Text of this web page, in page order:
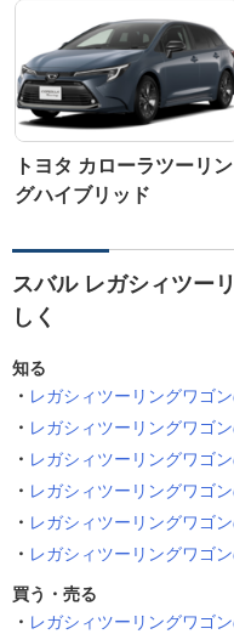
トヨタ カローラツーリン
グハイブリッド
スバル レガシィツー
しく
知る
レガシィツーリングワゴ
レガシィツーリングワゴ
レガシィツーリングワゴ
レガシィツーリングワゴ
レガシィツーリングワゴ
レガシィツーリングワゴ
買う・売る
レガシィツーリングワゴ